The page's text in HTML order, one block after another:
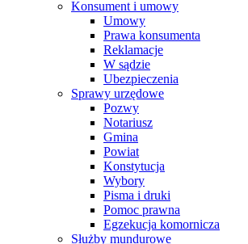
Konsument i umowy
Umowy
Prawa konsumenta
Reklamacje
W sądzie
Ubezpieczenia
Sprawy urzędowe
Pozwy
Notariusz
Gmina
Powiat
Konstytucja
Wybory
Pisma i druki
Pomoc prawna
Egzekucja komornicza
Służby mundurowe